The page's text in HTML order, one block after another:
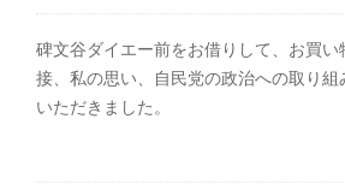
碑文谷ダイエー前をお借りして、お買
接、私の思い、自民党の政治への取り組
いただきました。